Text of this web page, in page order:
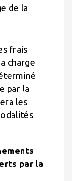
de la
frais
charge
par la
les
par la